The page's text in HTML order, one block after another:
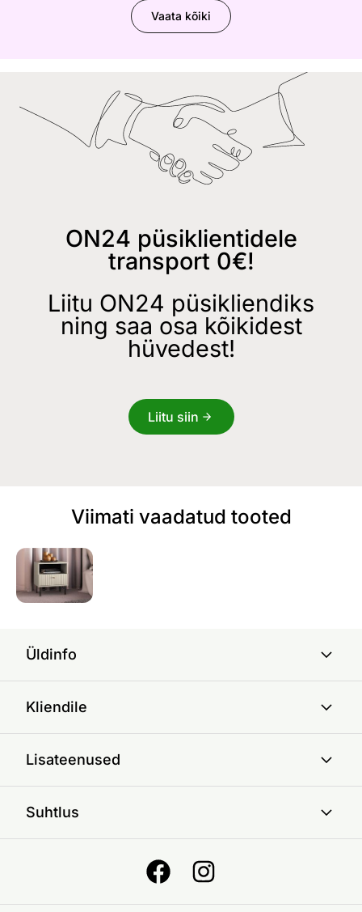
Vaata kõiki
ON24 püsiklientidele
transport 0€!
Liitu ON24 püsikliendiks
ning saa osa kõikidest
hüvedest!
Liitu siin
Viimati vaadatud tooted
Üldinfo
Kliendile
Lisateenused
Suhtlus